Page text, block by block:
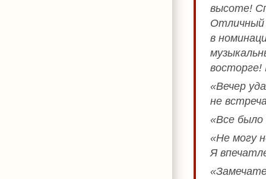
высоте!
Отличный
в
восторге!
«Вечер
не
«Все
«Не могу
Я